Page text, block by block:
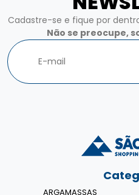
Cadastre-se e fique por
Não se preocupe,
ARGAMASSAS